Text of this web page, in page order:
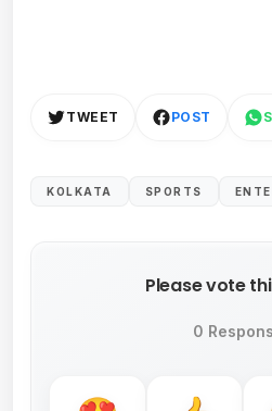
TWEET POST
KOLKATA SPORTS
Please vote
0